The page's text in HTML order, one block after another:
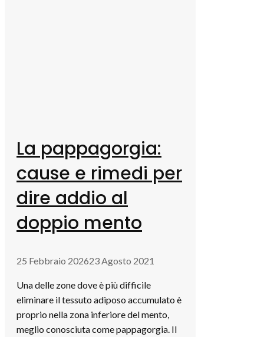
La pappagorgia:
cause e rimedi per
dire addio al
doppio mento
25 Febbraio 202623 Agosto 2021
Una delle zone dove è più difficile
eliminare il tessuto adiposo accumulato è
proprio nella zona inferiore del mento,
meglio conosciuta come pappagorgia. Il